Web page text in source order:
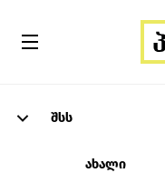
შსს
ახალი